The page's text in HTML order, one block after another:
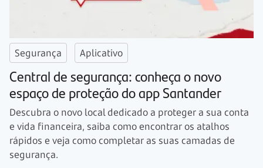
Segurança Aplicativo
Central de segurança: conheça o novo
espaço de proteção do app Santander
Descubra o novo local dedicado a proteger a sua conta
e vida financeira, saiba como encontrar os atalhos
rápidos e veja como completar as suas camadas de
segurança.